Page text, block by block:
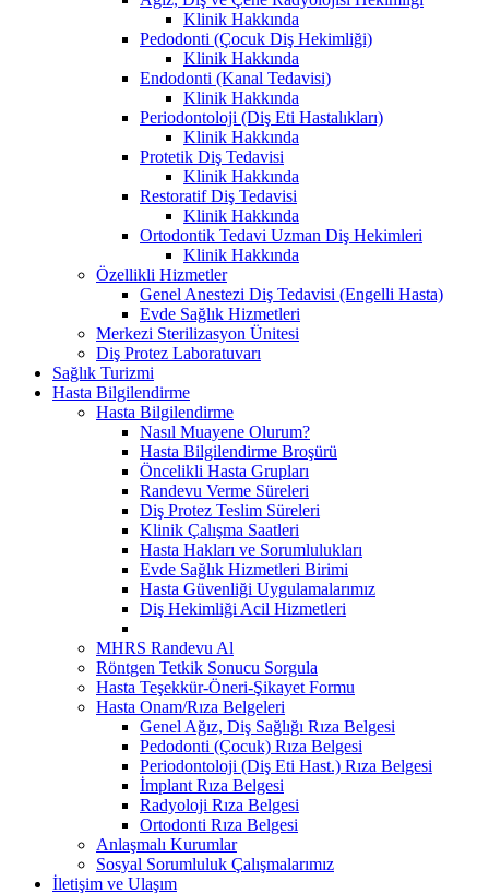
Klinik Hakkında
Pedodonti (Çocuk Diş Hekimliği)
Klinik Hakkında
Endodonti (Kanal Tedavisi)
Klinik Hakkında
Periodontoloji (Diş Eti Hastalıkları)
Klinik Hakkında
Protetik Diş Tedavisi
Klinik Hakkında
Restoratif Diş Tedavisi
Klinik Hakkında
Ortodontik Tedavi Uzman Diş Hekimleri
Klinik Hakkında
Özellikli Hizmetler
Genel Anestezi Diş Tedavisi (Engelli Hasta)
Evde Sağlık Hizmetleri
Merkezi Sterilizasyon Ünitesi
Diş Protez Laboratuvarı
Sağlık Turizmi
Hasta Bilgilendirme
Hasta Bilgilendirme
Nasıl Muayene Olurum?
Hasta Bilgilendirme Broşürü
Öncelikli Hasta Grupları
Randevu Verme Süreleri
Diş Protez Teslim Süreleri
Klinik Çalışma Saatleri
Hasta Hakları ve Sorumlulukları
Evde Sağlık Hizmetleri Birimi
Hasta Güvenliği Uygulamalarımız
Diş Hekimliği Acil Hizmetleri
MHRS Randevu Al
Röntgen Tetkik Sonucu Sorgula
Hasta Teşekkür-Öneri-Şikayet Formu
Hasta Onam/Rıza Belgeleri
Genel Ağız, Diş Sağlığı Rıza Belgesi
Pedodonti (Çocuk) Rıza Belgesi
Periodontoloji (Diş Eti Hast.) Rıza Belgesi
İmplant Rıza Belgesi
Radyoloji Rıza Belgesi
Ortodonti Rıza Belgesi
Anlaşmalı Kurumlar
Sosyal Sorumluluk Çalışmalarımız
İletişim ve Ulaşım